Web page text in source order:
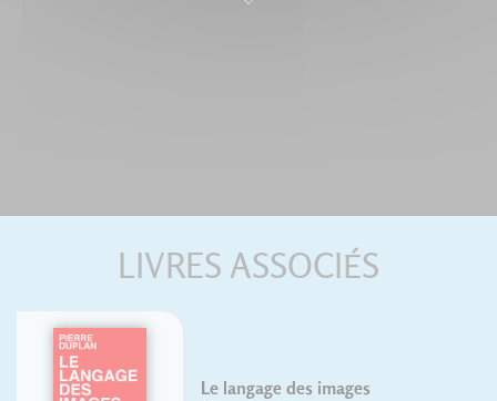
LIVRES ASSOCIÉS
Le langage des images